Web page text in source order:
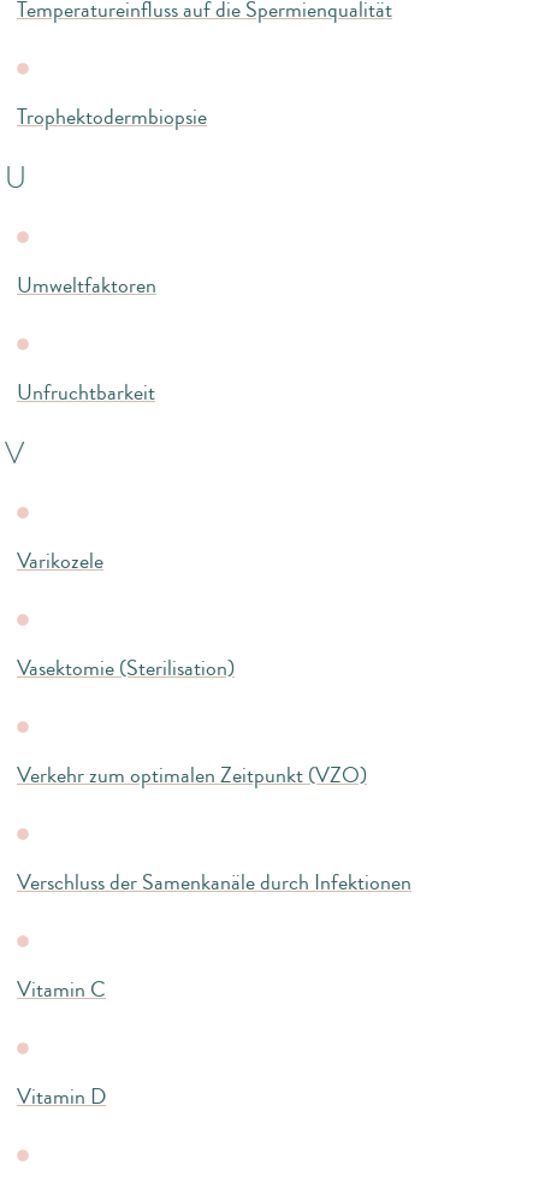
Temperatureinfluss auf die Spermienqualität
Trophektodermbiopsie
U
Umweltfaktoren
Unfruchtbarkeit
V
Varikozele
Vasektomie (Sterilisation)
Verkehr zum optimalen Zeitpunkt (VZO)
Verschluss der Samenkanäle durch Infektionen
Vitamin C
Vitamin D